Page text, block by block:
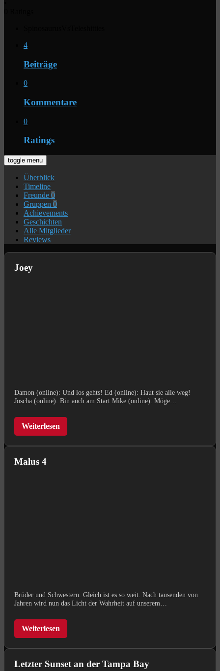
4
Beiträge
0
Kommentare
0
Ratings
toggle menu
Überblick
Timeline
Freunde 0
Gruppen 0
Achievements
Geschichten
Alle Mitglieder
Reviews
Joey
Damon (online): Und los gehts! Ed (online): Haut sie alle weg!
Joscha (online): Bin auch am Start Mike (online): Möge…
Weiterlesen
Malus 4
Brüder und Schwestern. Gleich ist es so weit. Nach tausenden von
Jahren wird nun das Licht der Wahrheit auf unserem…
Weiterlesen
Letzter Sunset an der Tampa Bay